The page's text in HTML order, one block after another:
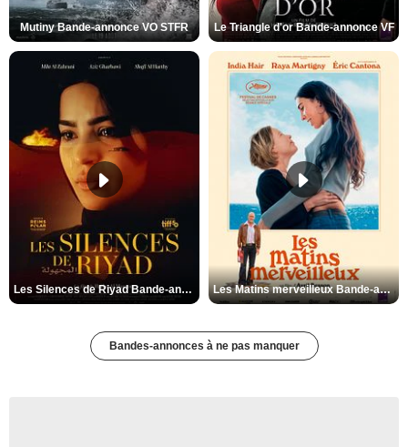
Mutiny Bande-annonce VO STFR Le Triangle d'or Bande-annonce VF
Les Silences de Riyad Bande-annonce VO STFR Les Matins merveilleux Bande-annonce VF
Bandes-annonces à ne pas manquer